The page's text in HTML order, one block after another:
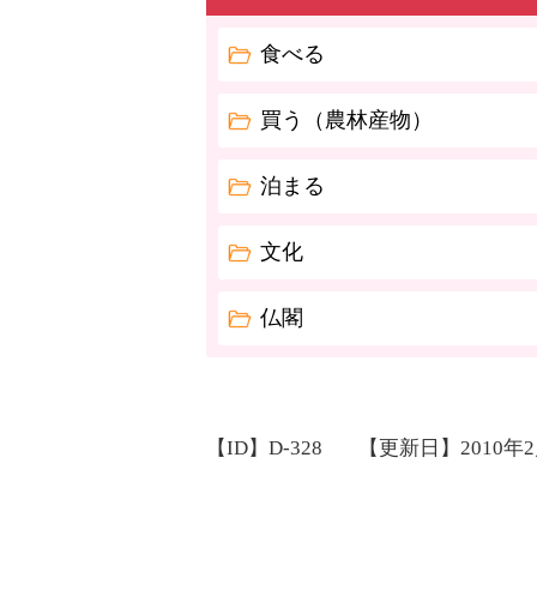
食べる
買う（農林産物）
泊まる
文化
仏閣
【ID】 D-328 【更新日】 2010年